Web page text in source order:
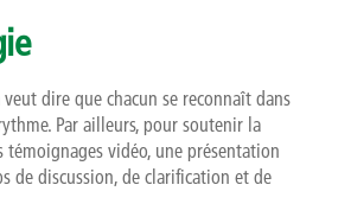
dire que chacun se reconnaît dans
Par ailleurs, pour soutenir la
vidéo, une présentation
de discussion, de clarification et de